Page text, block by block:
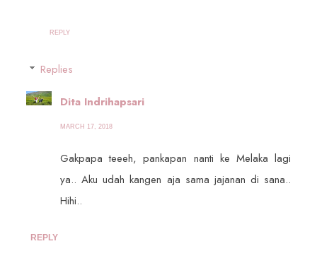
REPLY
Replies
Dita Indrihapsari
MARCH 17, 2018
Gakpapa teeeh, pankapan nanti ke Melaka lagi
ya.. Aku udah kangen aja sama jajanan di sana..
Hihi..
REPLY